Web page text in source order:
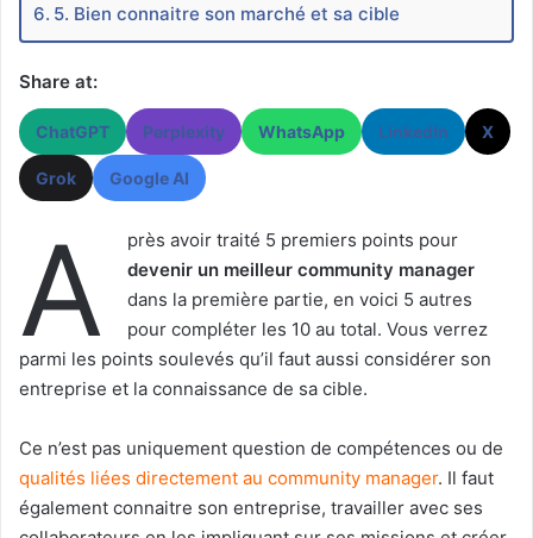
5. Bien connaitre son marché et sa cible
Share at:
ChatGPT Perplexity WhatsApp LinkedIn X
Grok Google AI
A
près avoir traité 5 premiers points pour
devenir un meilleur community manager
dans la première partie, en voici 5 autres
pour compléter les 10 au total. Vous verrez
parmi les points soulevés qu’il faut aussi considérer son
entreprise et la connaissance de sa cible.
Ce n’est pas uniquement question de compétences ou de
qualités liées directement au community manager. Il faut
également connaitre son entreprise, travailler avec ses